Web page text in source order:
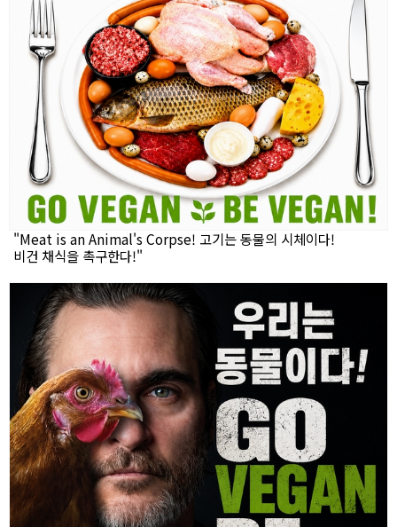
"Meat is an Animal's Corpse! 고기는 동물의 시체이다!
비건 채식을 촉구한다!"